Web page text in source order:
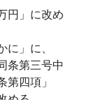
円」に改め
」に、
条第三号中
第四項」